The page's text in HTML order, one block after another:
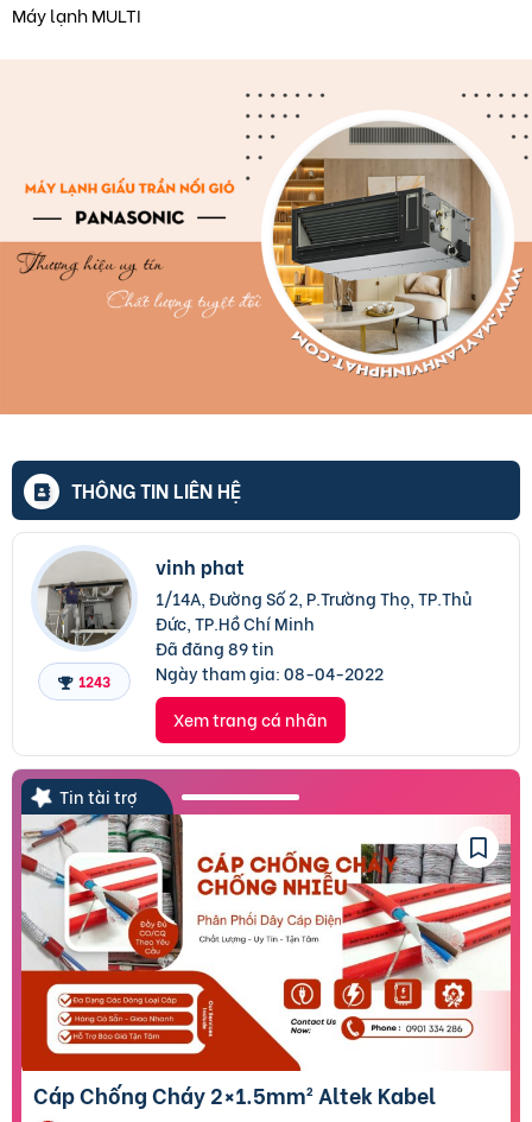
Máy lạnh MULTI
THÔNG TIN LIÊN HỆ
1243
vinh phat
1/14A, Đường Số 2, P.Trường Thọ, TP.Thủ
Đức, TP.Hồ Chí Minh
Đã đăng 89 tin
Ngày tham gia:08-04-2022
Xem trang cá nhân
Tin tài trợ
Cáp Chống Cháy 2×1.5mm² Altek Kabel